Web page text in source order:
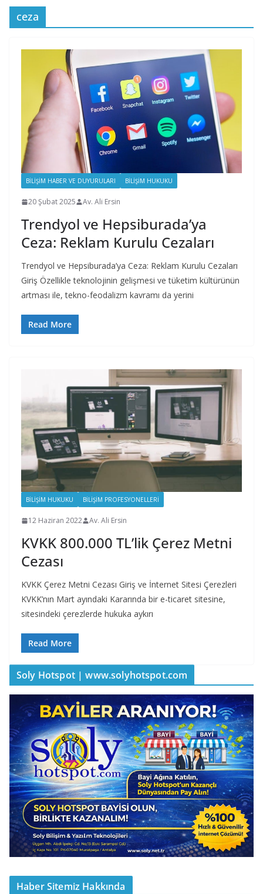
ceza
BILIŞIM HABER VE DUYURULARI BILIŞIM HUKUKU
20 Şubat 2025 Av. Ali Ersin
Trendyol ve Hepsiburada’ya
Ceza: Reklam Kurulu Cezaları
Trendyol ve Hepsiburada’ya Ceza: Reklam Kurulu Cezaları
Giriş Özellikle teknolojinin gelişmesi ve tüketim kültürünün
artması ile, tekno-feodalizm kavramı da yerini
Read More
BILIŞIM HUKUKU BILIŞIM PROFESYONELLERI
12 Haziran 2022 Av. Ali Ersin
KVKK 800.000 TL’lik Çerez Metni
Cezası
KVKK Çerez Metni Cezası Giriş ve İnternet Sitesi Çerezleri
KVKK’nın Mart ayındaki Kararında bir e-ticaret sitesine,
sitesindeki çerezlerde hukuka aykırı
Read More
Soly Hotspot | www.solyhotspot.com
Haber Sitemiz Hakkında